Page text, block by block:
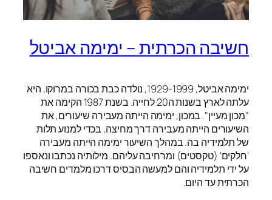
חשיבה הכרתית – ימימה אביטל
ימימה אביטל, 1929-1999, נולדה כבת בכורה במרוקו, היא
עלתה לארץ בשנות ה20 לחייה. בשנת 1987 הקימה את
"מכון מעיין". במכון, ימימה הייתה מעבירה שיעורים, את
השיעורים הייתה מעבירה דרך מחיצה, בכדי למנוע תלות
של תלמידיה בה. במהלך השיעור ימימה הייתה מעבירה
'חלקים' (טקסטים) ומרחיבה עליהם. מילותיה נכתבו ונאספו
על ידי תלמידיה והם למעשה הבסיס דרכו מלמדים חשיבה
הכרתית עד היום.